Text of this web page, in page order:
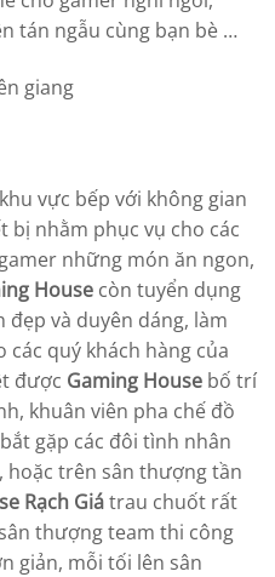
tán ngẫu cùng bạn bè …
vực bếp với không gian
bị nhằm phục vụ cho các
những món ăn ngon,
House còn tuyển dụng
và duyên dáng, làm
quý khách hàng của
được Gaming House bố trí
khuân viên pha chế đồ
gặp các đôi tình nhân
hoặc trên sân thượng tần
Rạch Giátrau chuốt rất
thượng team thi công
giản, mỗi tối lên sân